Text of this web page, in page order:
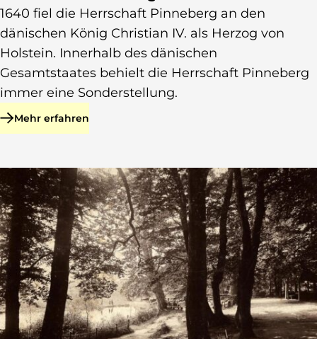
1640 fiel die Herrschaft Pinneberg an den
dänischen König Christian IV. als Herzog von
Holstein. Innerhalb des dänischen
Gesamtstaates behielt die Herrschaft Pinneberg
immer eine Sonderstellung.
Mehr erfahren
zu Herrschaft Pinneberg